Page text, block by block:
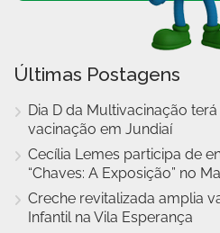
Últimas Postagens
Dia D da Multivacinação
vacinação em Jundiaí
Cecília Lemes participa de
“Chaves: A Exposição” no
Creche revitalizada amplia
Infantil na Vila Esperança